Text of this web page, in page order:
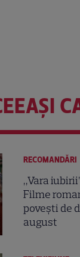
RECOMANDĂRI
„Vara
Filme
povești de
august